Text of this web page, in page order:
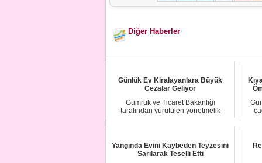
Diğer Haberler
Günlük Ev Kiralayanlara Büyük
Cezalar Geliyor
Gümrük ve Ticaret Bakanlığı
tarafından yürütülen yönetmelik
Yangında Evini Kaybeden Teyzesini
Sarılarak Teselli Etti